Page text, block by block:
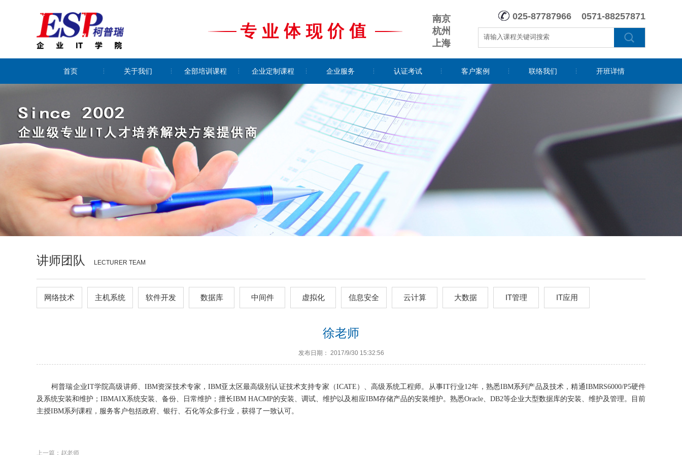
南京
杭州
上海
025-87787966 0571-88257871
首页 关于我们 全部培训课程 企业定制课程 企业服务 认证考试 客户案例 联络我们 开班详情
讲师团队 LECTURER TEAM
网络技术 主机系统 软件开发 数据库 中间件 虚拟化 信息安全 云计算 大数据 IT管理 IT应用
徐老师
发布日期： 2017/9/30 15:32:56
柯普瑞企业IT学院高级讲师、IBM资深技术专家，IBM亚太区最高级别认证技术支持专家（ICATE）、高级系统工程师。从事IT行业12年，熟悉IBM系列产品及技术，精通IBMRS6000/P5硬件
及系统安装和维护；IBMAIX系统安装、备份、日常维护；擅长IBM HACMP的安装、调试、维护以及相应IBM存储产品的安装维护。熟悉Oracle、DB2等企业大型数据库的安装、维护及管理。目前
主授IBM系列课程，服务客户包括政府、银行、石化等众多行业，获得了一致认可。
上一篇：赵老师